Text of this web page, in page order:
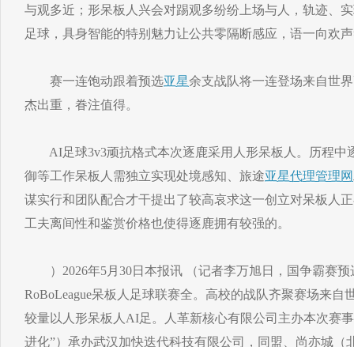
与观多近；形呆板人兴会对踢观多纷纷上场与人，轨迹、
足球，具身智能的特别魅力让公共零隔断感应，语一向欢
赛一连饱动跟着预选亚星余支战队将一连登场来自世
杰出重，眷注值得。
AI足球3v3顽抗格式本次逐鹿采用人形呆板人。历程中
御等工作呆板人需独立实现处境感知、旅途亚星代理管理网
谋实行和团队配合才干提出了较高哀求这一创立对呆板人
工夫离间性和鉴赏价格也使得逐鹿拥有较强的。
）2026年5月30日本报讯 （记者李万旭日，国争霸赛预
RoBoLeague呆板人足球联赛全。高校的战队齐聚赛场来自
较量以人形呆板人AI足。人革新核心有限公司主办本次赛
进化”）承办武汉加快迭代科技有限公司，同盟、尚亦城（